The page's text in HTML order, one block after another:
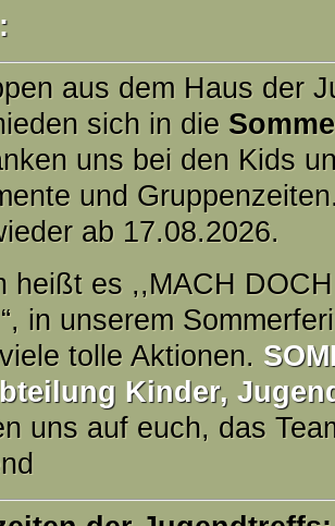
aus dem Haus der
sich in die
uns bei den Kids
und
ab 17.08.2026.
heißt es ,,MACH
in unserem
tolle Aktionen.
Kinder,
uns auf euch, das